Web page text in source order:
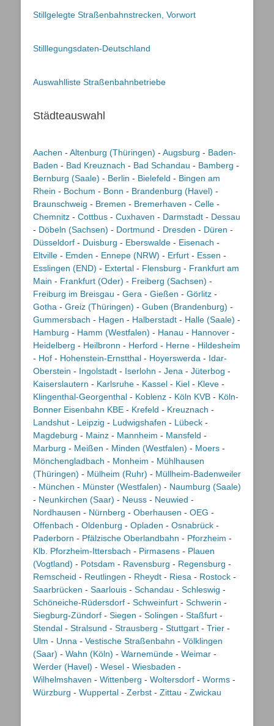
Stillgelegte Straßenbahnstrecken, Vorwort
Stilllegungsdaten-Deutschland
Auswahlliste Straßenbahnbetriebe
Städteauswahl
Aachen - Altenburg (Thüringen) - Augsburg - Baden-
Baden - Bad Kreuznach - Bad Schandau - Bamberg -
Bernburg (Saale) - Berlin - Bielefeld - Bingen am
Rhein - Bochum - Bonn - Brandenburg (Havel) -
Braunschweig - Bremen - Bremerhaven - Celle -
Chemnitz - Cottbus - Cuxhaven - Darmstadt - Dessau
- Döbeln (Sachsen) - Dortmund - Dresden - Düren -
Düsseldorf - Duisburg - Eberswalde - Eisenach -
Eltville - Emden - Ennepe (NRW) - Erfurt - Essen -
Esslingen (END) - Extertal - Flensburg - Frankfurt am
Main - Frankfurt (Oder) - Freiberg (Sachsen) -
Freiburg im Breisgau - Gera - Gießen - Görlitz -
Gotha - Greiz (Thüringen) - Guben (Brandenburg) -
Gummersbach - Hagen - Halberstadt - Halle (Saale) -
Hamburg - Hamm (Westfalen) - Hanau - Hannover -
Heidelberg - Heilbronn - Herford - Herne - Hildesheim
- Hof - Hohenstein-Ernstthal - Hoyerswerda - Idar-
Oberstein - Ingolstadt - Iserlohn - Jena - Jüterbog -
Kaiserslautern - Karlsruhe - Kassel - Kiel - Kleve -
Klingenthal-Georgenthal - Koblenz - Köln KVB - Köln-
Bonner Eisenbahn KBE - Krefeld - Kreuznach -
Landshut - Leipzig - Ludwigshafen - Lübeck -
Magdeburg - Mainz - Mannheim - Mansfeld -
Marburg - Meißen - Minden (Westfalen) - Moers -
Mönchengladbach - Monheim - Mühlhausen
(Thüringen) - Mülheim (Ruhr) - Müllheim-Badenweiler
- München - Münster (Westfalen) - Naumburg (Saale)
- Neunkirchen (Saar) - Neuss - Neuwied -
Nordhausen - Nürnberg - Oberhausen - OEG -
Offenbach - Oldenburg - Opladen - Osnabrück -
Paderborn - Pfälzische Oberlandbahn - Pforzheim -
Klb. Pforzheim-Ittersbach - Pirmasens - Plauen
(Vogtland) - Potsdam - Ravensburg - Regensburg -
Remscheid - Reutlingen - Rheydt - Riesa - Rostock -
Saarbrücken - Saarlouis - Schandau - Schleswig -
Schöneiche-Rüdersdorf - Schweinfurt - Schwerin -
Siegburg-Zündorf - Siegen - Solingen - Staßfurt -
Stendal - Stralsund - Strausberg - Stuttgart - Trier -
Ulm - Unna - Vestische Straßenbahn - Völklingen
(Saar) - Wahn (Köln) - Warnemünde - Weimar -
Werder (Havel) - Wesel - Wiesbaden -
Wilhelmshaven - Wittenberg - Woltersdorf - Worms -
Würzburg - Wuppertal - Zerbst - Zittau - Zwickau